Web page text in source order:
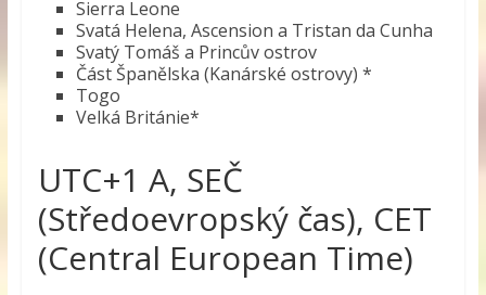
Sierra Leone
Svatá Helena, Ascension a Tristan da Cunha
Svatý Tomáš a Princův ostrov
Část Španělska (Kanárské ostrovy) *
Togo
Velká Británie*
UTC+1 A, SEČ
(Středoevropský čas), CET
(Central European Time)